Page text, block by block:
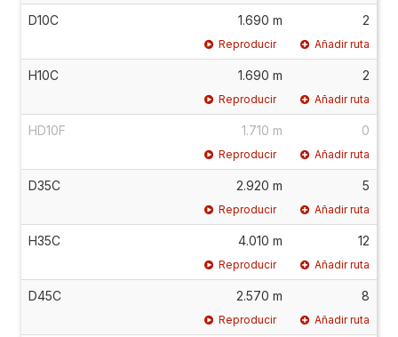
D10C 1.690 m 2
Reproducir Añadir ruta
H10C 1.690 m 2
Reproducir Añadir ruta
HD10F 1.710 m 0
Reproducir Añadir ruta
D35C 2.920 m 5
Reproducir Añadir ruta
H35C 4.010 m 12
Reproducir Añadir ruta
D45C 2.570 m 8
Reproducir Añadir ruta